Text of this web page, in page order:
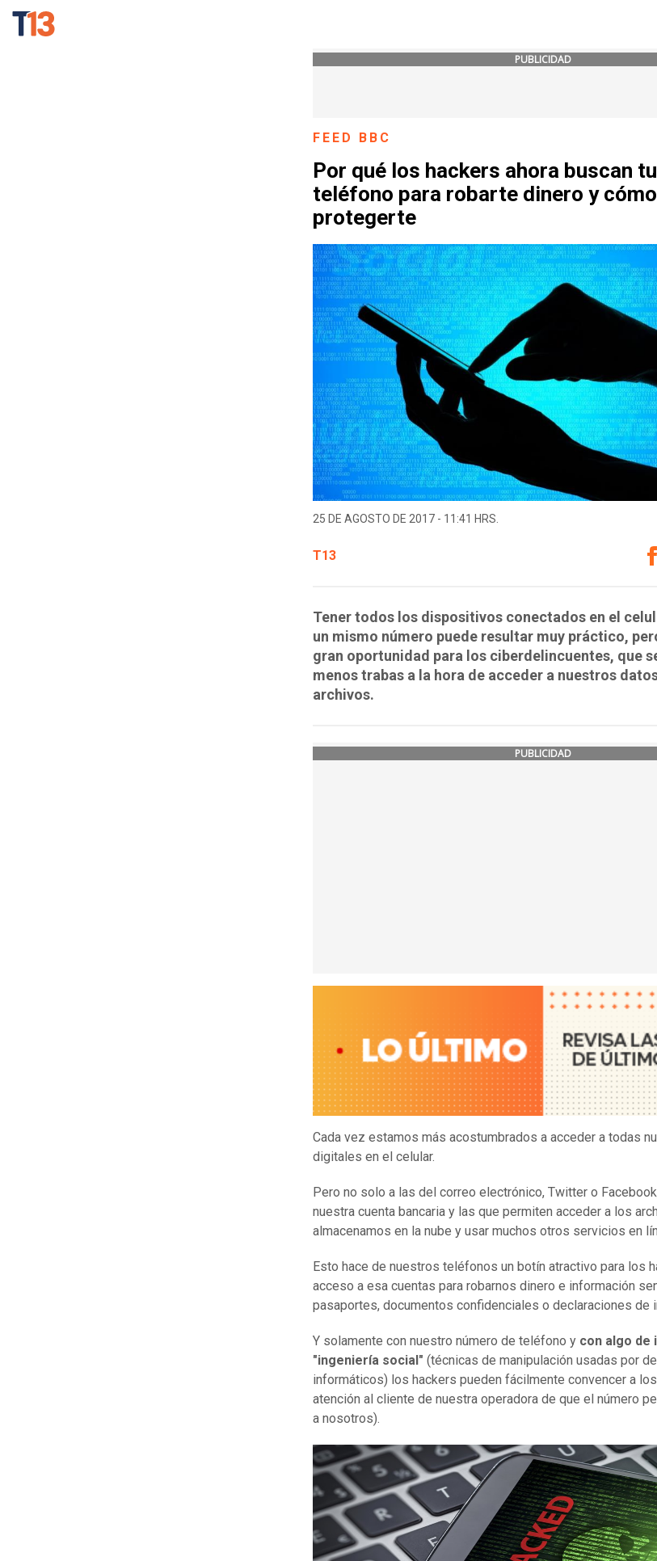
PUBLICIDAD
FEED BBC
Por qué los hackers ahora buscan
teléfono para robarte dinero y
protegerte
25 DE AGOSTO DE 2017 - 11:41 HRS.
T13
Tener todos los dispositivos conectados en el
un mismo número puede resultar muy práctico,
gran oportunidad para los ciberdelincuentes, que
menos trabas a la hora de acceder a nuestros
archivos.
PUBLICIDAD
Cada vez estamos más acostumbrados a acceder a todas
digitales en el celular.
Pero no solo a las del correo electrónico, Twitter o
nuestra cuenta bancaria y las que permiten acceder a los
almacenamos en la nube y usar muchos otros servicios en
Esto hace de nuestros teléfonos un botín atractivo para los
acceso a esa cuentas para robarnos dinero e información
pasaportes, documentos confidenciales o declaraciones de
Y solamente con nuestro número de teléfono y con algo de
"ingeniería social" (técnicas de manipulación usadas por
informáticos) los hackers pueden fácilmente convencer a
atención al cliente de nuestra operadora de que el número
a nosotros).